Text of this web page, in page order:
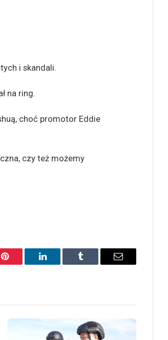
i skandali.
na ring.
choć promotor Eddie
czy też możemy
Pinterest LinkedIn Tumblr Email